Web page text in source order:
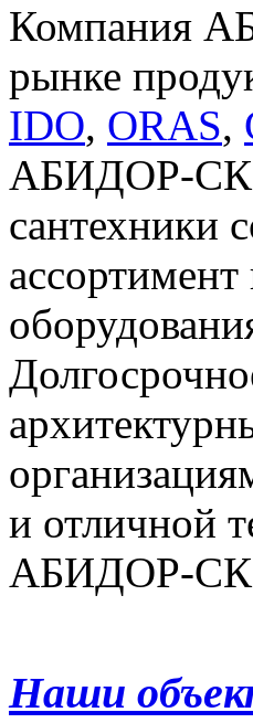
Компания
рынке
IDO, ORAS,
АБИДОР-СК
сантехники
ассортимент
и отличной
АБИДОР-
Наши